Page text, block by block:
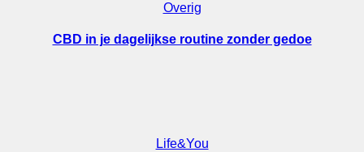
Overig
CBD in je dagelijkse routine zonder gedoe
Life&You